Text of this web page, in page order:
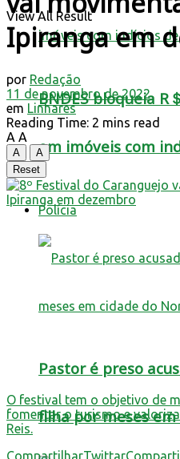
BNDES bloqueia R
em imóveis com
Polícia
Pastor é preso
filha por meses
View All Result
Ipiranga em
por Redação
11 de novembro de 2022
em Linhares
Reading Time: 2 mins read
A A
A
A
Reset
O festival tem o objetivo de
fomentar o turismo e
Reis.
CompartilharTwittar